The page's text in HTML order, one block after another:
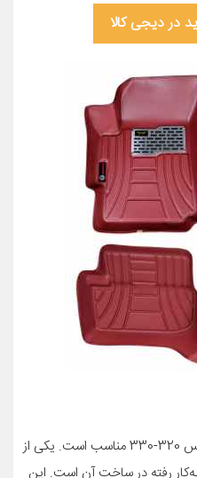
در دیجی کالا
کفپوش فوق برای خودروهای برلیانس 320-330 مناسب است. یکی از
رفته در ساخت آن است. این